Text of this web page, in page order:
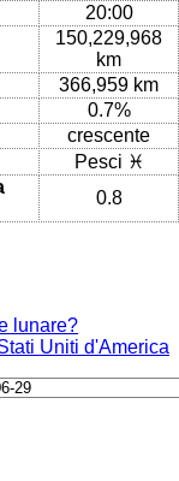
20:00
150,229,968
km
366,959 km
0.7%
crescente
Pesci ♓
0.8
lunare?
Uniti d'America
29